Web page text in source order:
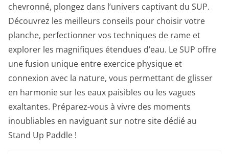
chevronné, plongez dans l’univers captivant du SUP.
Découvrez les meilleurs conseils pour choisir votre
planche, perfectionner vos techniques de rame et
explorer les magnifiques étendues d’eau. Le SUP offre
une fusion unique entre exercice physique et
connexion avec la nature, vous permettant de glisser
en harmonie sur les eaux paisibles ou les vagues
exaltantes. Préparez-vous à vivre des moments
inoubliables en naviguant sur notre site dédié au
Stand Up Paddle !